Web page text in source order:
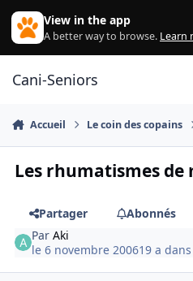
Aller au contenu
View in the app
A better way to browse. Learn
Cani-Seniors
Accueil Le coin des copains
Les rhumatismes de
Partager
Abonnés
ParAki
le 6 novembre 200619 a dans